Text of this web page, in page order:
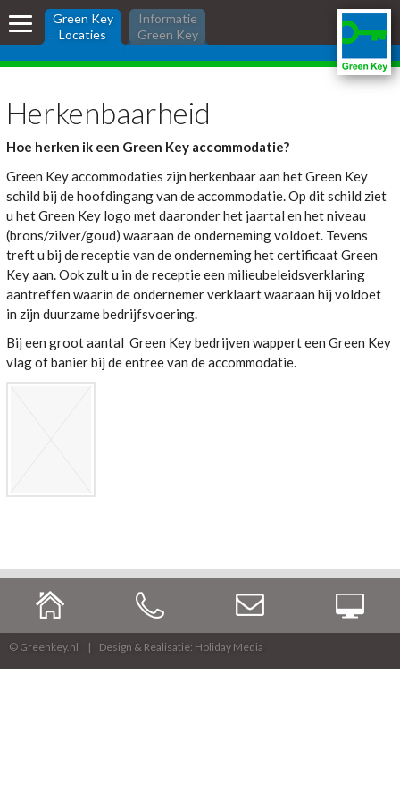
links
Jump
to
content
Jump
to
navigation
Herkenbaarheid
Hoe herken ik een Green Key accommodatie?
Green Key accommodaties zijn herkenbaar aan het Green Key
schild bij de hoofdingang van de accommodatie. Op dit schild ziet
u het Green Key logo met daaronder het jaartal en het niveau
(brons/zilver/goud) waaraan de onderneming voldoet. Tevens
treft u bij de receptie van de onderneming het certificaat Green
Key aan. Ook zult u in de receptie een milieubeleidsverklaring
aantreffen waarin de ondernemer verklaart waaraan hij voldoet
in zijn duurzame bedrijfsvoering.
Bij een groot aantal Green Key bedrijven wappert een Green Key
vlag of banier bij de entree van de accommodatie.
© Greenkey.nl Design & Realisatie: Holiday Media
Green Key
Locaties
Informatie
Green Key
Green Key
Locaties
Zoek een accommodatie
Herkenbaarheid
Hotel boeken?
Zoeken:
inloggen